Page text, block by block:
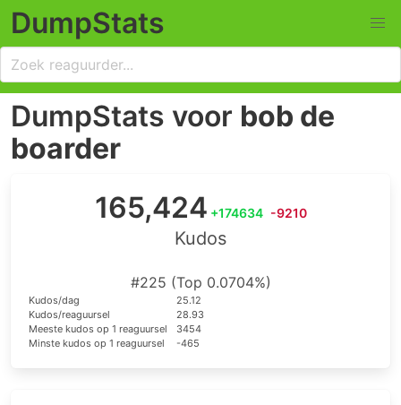
DumpStats
DumpStats voor bob de
boarder
165,424 +174634 -9210
Kudos
#225 (Top 0.0704%)
Kudos/dag
25.12
Kudos/reaguursel
28.93
Meeste kudos op 1 reaguursel
3454
Minste kudos op 1 reaguursel
-465